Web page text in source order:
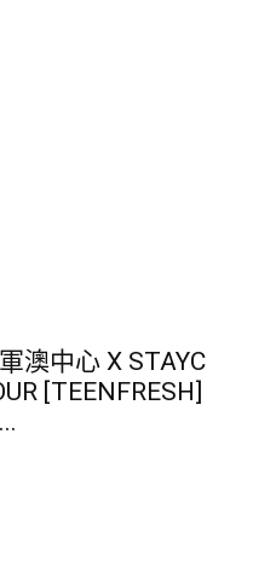
澳中心 X STAYC
[TEENFRESH]